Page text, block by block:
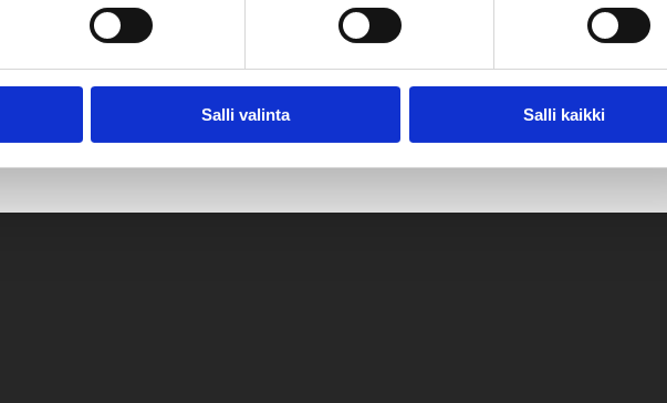
Salli valinta Salli kaikki